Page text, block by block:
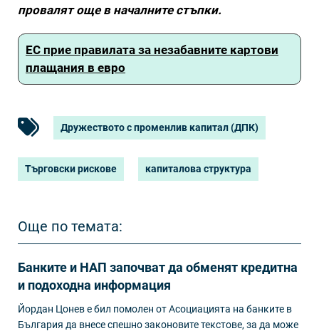
провалят още в началните стъпки.
ЕС прие правилата за незабавните картови
плащания в евро
Дружеството с променлив капитал (ДПК)
Търговски рискове капиталова структура
Още по темата:
Банките и НАП започват да обменят кредитна
и подоходна информация
Йордан Цонев е бил помолен от Асоциацията на банките в
България да внесе спешно законовите текстове, за да може